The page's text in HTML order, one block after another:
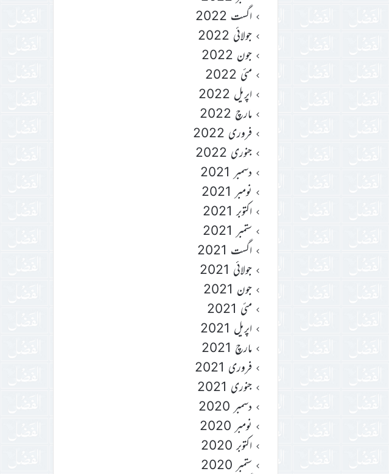
اگست 2022
جولائی 2022
جون 2022
مئی 2022
اپریل 2022
مارچ 2022
فروری 2022
جنوری 2022
دسمبر 2021
نومبر 2021
اکتوبر 2021
ستمبر 2021
اگست 2021
جولائی 2021
جون 2021
مئی 2021
اپریل 2021
مارچ 2021
فروری 2021
جنوری 2021
دسمبر 2020
نومبر 2020
اکتوبر 2020
ستمبر 2020